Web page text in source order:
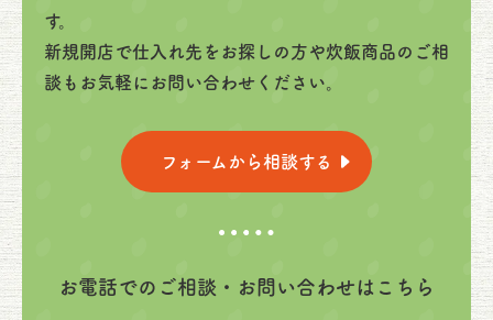
す。
新規開店で仕入れ先をお探しの方や炊飯商品のご相
談もお気軽にお問い合わせください。
フォームから相談する
お電話でのご相談・お問い合わせはこちら